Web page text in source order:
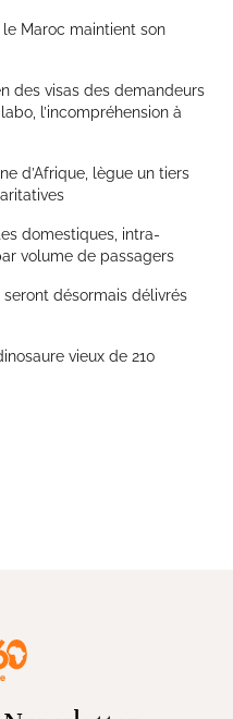
Maroc maintient son
des visas des demandeurs
l’incompréhension à
d’Afrique, lègue un tiers
domestiques, intra-
volume de passagers
seront désormais délivrés
vieux de 210